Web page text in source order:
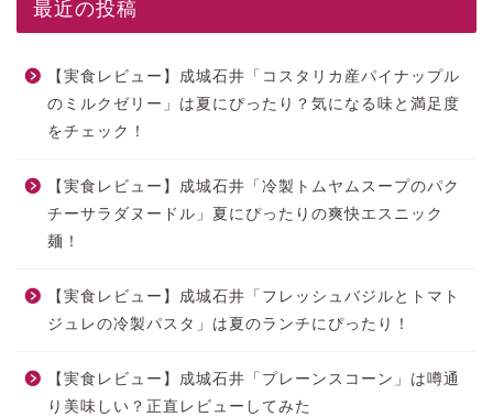
最近の投稿
【実食レビュー】成城石井「コスタリカ産パイナップル
のミルクゼリー」は夏にぴったり？気になる味と満足度
をチェック！
【実食レビュー】成城石井「冷製トムヤムスープのパク
チーサラダヌードル」夏にぴったりの爽快エスニック
麺！
【実食レビュー】成城石井「フレッシュバジルとトマト
ジュレの冷製パスタ」は夏のランチにぴったり！
【実食レビュー】成城石井「プレーンスコーン」は噂通
り美味しい？正直レビューしてみた